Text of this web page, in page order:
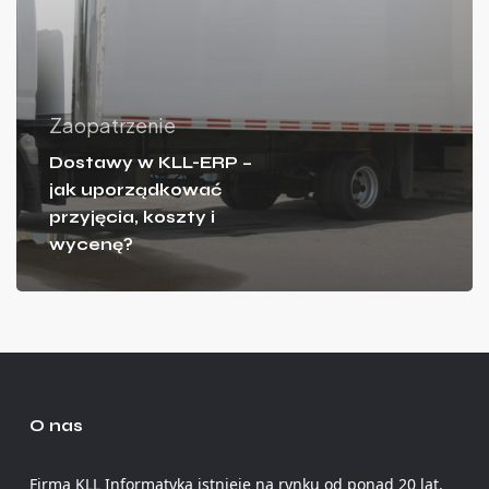
Zaopatrzenie
Dostawy w KLL-ERP –
jak uporządkować
przyjęcia, koszty i
wycenę?
O nas
Firma KLL Informatyka istnieje na rynku od ponad 20 lat.